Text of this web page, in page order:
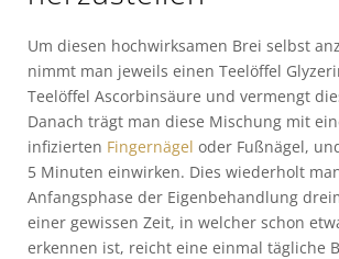
Um diesen hochwirksamen Brei selbst
nimmt man jeweils einen Teelöffel
Teelöffel Ascorbinsäure und vermengt
Danach trägt man diese Mischung mit
infizierten Fingernägel oder Fußnägel,
5 Minuten einwirken. Dies wiederholt
Anfangsphase der Eigenbehandlung
einer gewissen Zeit, in welcher schon
erkennen ist, reicht eine einmal tägliche